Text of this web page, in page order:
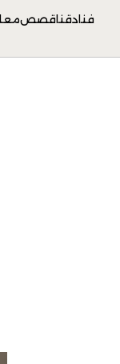
فنادقناقصص